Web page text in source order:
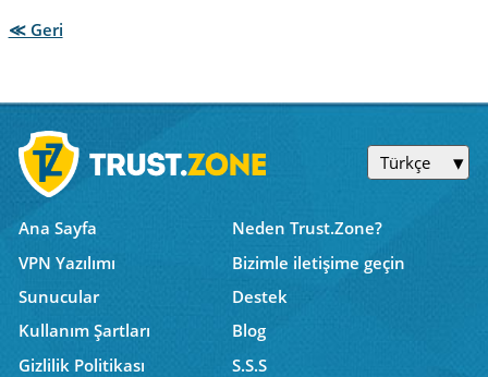
≪ Geri
Türkçe
Ana Sayfa
Neden Trust.Zone?
VPN Yazılımı
Bizimle iletişime geçin
Sunucular
Destek
Kullanım Şartları
Blog
Gizlilik Politikası
S.S.S